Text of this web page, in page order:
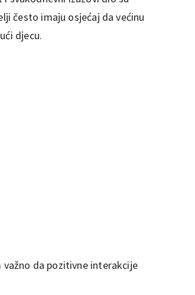
često imaju osjećaj da većinu
djecu.
važno da pozitivne interakcije